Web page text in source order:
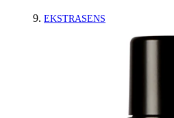
EKSTRASENS